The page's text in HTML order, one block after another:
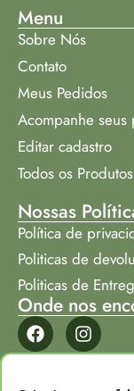
Menu
Sobre Nós
Contato
Meus Pedidos
Acompanhe seus
Editar cadastro
Todos os Produtos
Nossas
Política de
Politicas de
Politicas de
Onde nos